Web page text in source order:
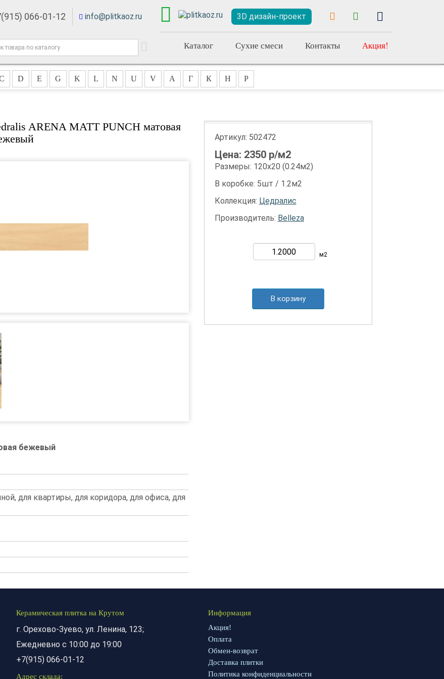
066-01-12 info@plitkaoz.ru 3D дизайн-проект
Каталог Сухие смеси Контакты Акция!
D E G K L N U V А Г К Н Р
ARENA MATT PUNCH матовая
бежевый
для квартиры, для коридора, для офиса, для
Артикул: 502472
Цена: 2350р/м2
Размеры: 120х20 (0.24м2)
В коробке: 5шт / 1.2м2
Коллекция: Цедралис
Производитель: Belleza
м2
В корзину
Керамическая плитка на Крутом
г. Орехово-Зуево, ул. Ленина, 123;
Ежедневно с 10:00 до 19:00
+7(915) 066-01-12
Адрес склада:
Информация
Акция!
Оплата
Обмен-возврат
Доставка плитки
Политика конфиденциальности